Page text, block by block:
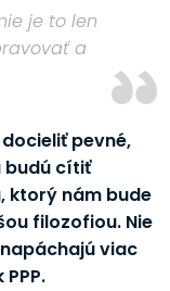
je to len
a
pevné,
budú cítiť
ktorý nám bude
filozofiou. Nie
viac